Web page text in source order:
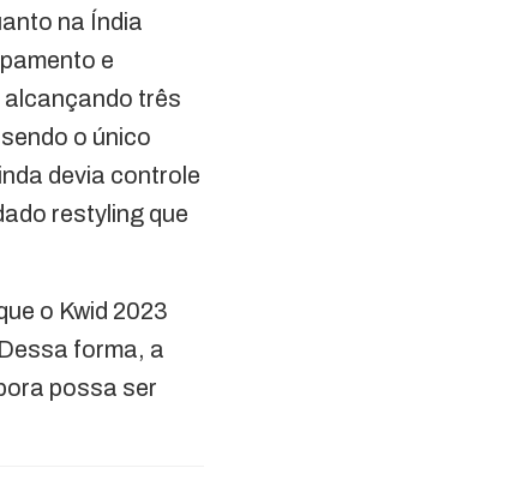
na Índia
e
alcançando três
o único
devia controle
restyling que
o Kwid 2023
forma, a
possa ser